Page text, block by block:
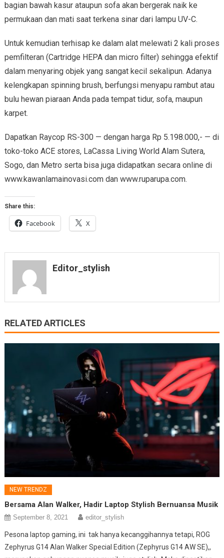
bagian bawah kasur ataupun sofa akan bergerak naik ke
permukaan dan mati saat terkena sinar dari lampu UV-C.
Untuk kemudian terhisap ke dalam alat melewati 2 kali proses
pemfilteran (Cartridge HEPA dan micro filter) sehingga efektif
dalam menyaring objek yang sangat kecil sekalipun. Adanya
kelengkapan spinning brush, berfungsi menyapu rambut atau
bulu hewan piaraan Anda pada tempat tidur, sofa, maupun
karpet.
Dapatkan Raycop RS-300 — dengan harga Rp 5.198.000,- — di
toko-toko ACE stores, LaCassa Living World Alam Sutera,
Sogo, dan Metro serta bisa juga didapatkan secara online di
www.kawanlamainovasi.com dan www.ruparupa.com.
Share this:
Facebook X
Editor_stylish
RELATED ARTICLES
NEW TRENDZ
Bersama Alan Walker, Hadir Laptop Stylish Bernuansa Musik
September 8, 2021 editor_stylish
Pesona laptop gaming, ini tak hanya kecanggihannya tetapi, ROG
Zephyrus G14 Alan Walker Special Edition (Zephyrus G14 AW SE),,